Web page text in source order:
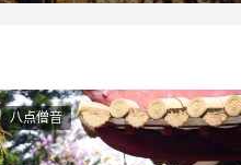
八点僧音